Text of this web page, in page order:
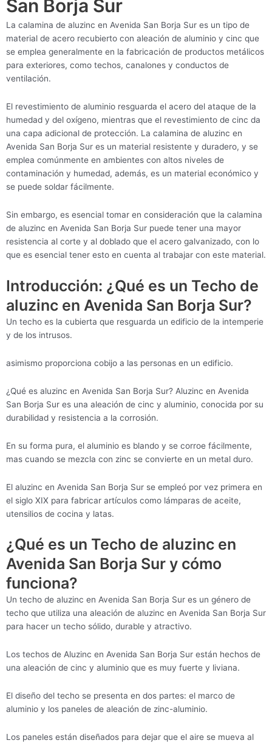
San Borja Sur
La calamina de aluzinc en Avenida San Borja Sur es un tipo de
material de acero recubierto con aleación de aluminio y cinc que
se emplea generalmente en la fabricación de productos metálicos
para exteriores, como techos, canalones y conductos de
ventilación.
El revestimiento de aluminio resguarda el acero del ataque de la
humedad y del oxígeno, mientras que el revestimiento de cinc da
una capa adicional de protección. La calamina de aluzinc en
Avenida San Borja Sur es un material resistente y duradero, y se
emplea comúnmente en ambientes con altos niveles de
contaminación y humedad, además, es un material económico y
se puede soldar fácilmente.
Sin embargo, es esencial tomar en consideración que la calamina
de aluzinc en Avenida San Borja Sur puede tener una mayor
resistencia al corte y al doblado que el acero galvanizado, con lo
que es esencial tener esto en cuenta al trabajar con este material.
Introducción: ¿Qué es un Techo de
aluzinc en Avenida San Borja Sur?
Un techo es la cubierta que resguarda un edificio de la intemperie
y de los intrusos.
asimismo proporciona cobijo a las personas en un edificio.
¿Qué es aluzinc en Avenida San Borja Sur? Aluzinc en Avenida
San Borja Sur es una aleación de cinc y aluminio, conocida por su
durabilidad y resistencia a la corrosión.
En su forma pura, el aluminio es blando y se corroe fácilmente,
mas cuando se mezcla con zinc se convierte en un metal duro.
El aluzinc en Avenida San Borja Sur se empleó por vez primera en
el siglo XIX para fabricar artículos como lámparas de aceite,
utensilios de cocina y latas.
¿Qué es un Techo de aluzinc en
Avenida San Borja Sur y cómo
funciona?
Un techo de aluzinc en Avenida San Borja Sur es un género de
techo que utiliza una aleación de aluzinc en Avenida San Borja Sur
para hacer un techo sólido, durable y atractivo.
Los techos de Aluzinc en Avenida San Borja Sur están hechos de
una aleación de cinc y aluminio que es muy fuerte y liviana.
El diseño del techo se presenta en dos partes: el marco de
aluminio y los paneles de aleación de zinc-aluminio.
Los paneles están diseñados para dejar que el aire se mueva al